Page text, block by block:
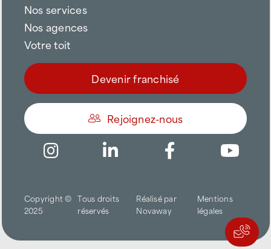
Nos services
Nos agences
Votre toit
Devenir franchisé
Rejoignez-nous
Copyright ©
2025
Tous droits
réservés
Réalisé par
Novaway
Mentions
légales
Trouver une agence